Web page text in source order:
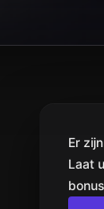
Er
Laat